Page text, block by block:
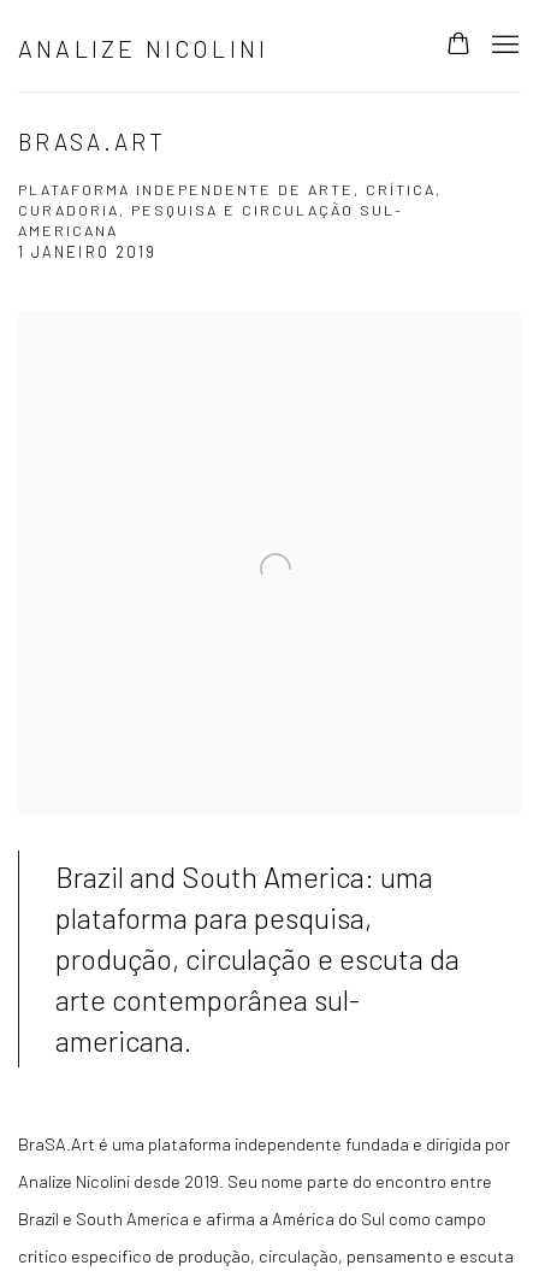
ANALIZE NICOLINI
BRASA.ART
PLATAFORMA INDEPENDENTE DE ARTE, CRÍTICA,
CURADORIA, PESQUISA E CIRCULAÇÃO SUL-
AMERICANA
1 JANEIRO 2019
Brazil and South America: uma
plataforma para pesquisa,
produção, circulação e escuta da
arte contemporânea sul-
americana.
BraSA.Art é uma plataforma independente fundada e dirigida por
Analize Nicolini desde 2019. Seu nome parte do encontro entre
Brazil e South America e afirma a América do Sul como campo
crítico específico de produção, circulação, pensamento e escuta